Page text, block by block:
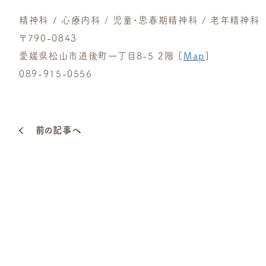
精神科 / 心療内科 / 児童・思春期精神科 / 老年精神科
〒790-0843
愛媛県松山市道後町一丁目8-5 2階 [ Map ]
089-915-0556
前の記事へ